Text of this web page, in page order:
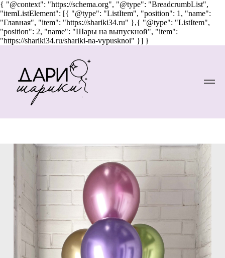
{ "@context": "https://schema.org", "@type": "BreadcrumbList",
"itemListElement": [{ "@type": "ListItem", "position": 1, "name":
"Главная", "item": "https://shariki34.ru" },{ "@type": "ListItem",
"position": 2, "name": "Шары на выпускной", "item":
"https://shariki34.ru/shariki-na-vypusknoi" }] }